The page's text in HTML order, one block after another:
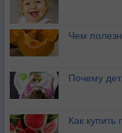
Чем
Почему
Как купить